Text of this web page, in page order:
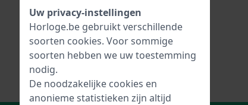
Uw privacy-instellingen
Horloge.be gebruikt verschillende
soorten cookies. Voor sommige
soorten hebben we uw toestemming
nodig.
De noodzakelijke cookies en
anonieme statistieken zijn altijd